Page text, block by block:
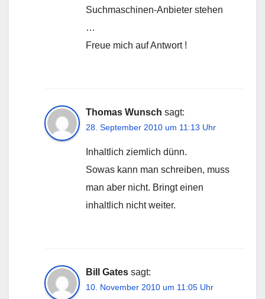
Suchmaschinen-Anbieter stehen
…
Freue mich auf Antwort !
Thomas Wunsch sagt:
28. September 2010 um 11:13 Uhr
Inhaltlich ziemlich dünn.
Sowas kann man schreiben, muss
man aber nicht. Bringt einen
inhaltlich nicht weiter.
Bill Gates sagt:
10. November 2010 um 11:05 Uhr